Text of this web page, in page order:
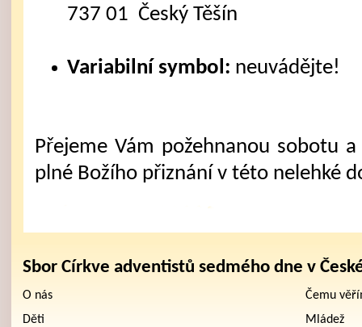
737 01 Český Těšín
Variabilní symbol: neuvádějte!
Přejeme Vám požehnanou sobotu
plné Božího přiznání v této nelehké
Sbor Církve adventistů sedmého dne v
O nás
Čemu
Děti
Mládež